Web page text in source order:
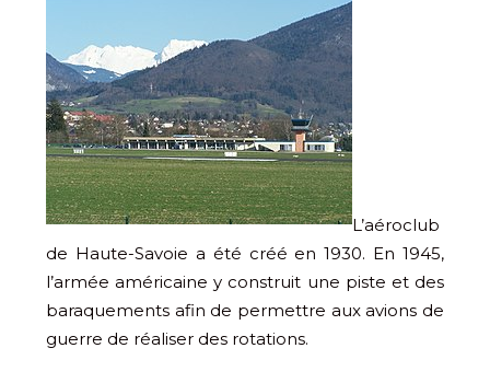
L’aéroclub
de Haute-Savoie a été créé en 1930. En 1945,
l’armée américaine y construit une piste et des
baraquements afin de permettre aux avions de
guerre de réaliser des rotations.